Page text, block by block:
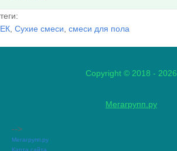
теги:
ЕК Сухие смеси смеси для пола
Copyright © 2018 - 2026
Мегагрупп.ру
-->
Мегагрупп.ру
Карта сайта